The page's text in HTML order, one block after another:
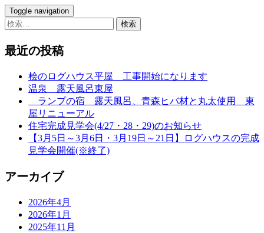
Toggle navigation
検
最近の投稿
桧のログハウス平屋 工事開始になります
温泉 露天風呂東屋
ランプの宿 露天風呂、青森ヒバ材と丸太使用 東
屋リニューアル
住宅完成見学会(4/27・28・29)のお知らせ
【3月5日～3月6日・3月19日～21日】ログハウスの完成
見学会開催(※終了)
アーカイブ
2026年4月
2026年1月
2025年11月